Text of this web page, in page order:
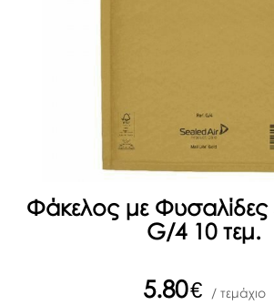
Φάκελος με
G/4 10 τεμ.
5.80€ / τεμάχιο